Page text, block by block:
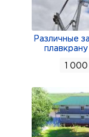
насос 448М;
Продам:
насос 465К
Различные
плавкрану
1 000